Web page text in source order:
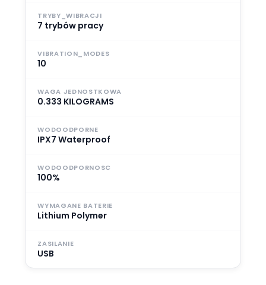
TRYBY_WIBRACJI
7 trybów pracy
VIBRATION_MODES
10
WAGA JEDNOSTKOWA
0.333 KILOGRAMS
WODOODPORNE
IPX7 Waterproof
WODOODPORNOSC
100%
WYMAGANE BATERIE
Lithium Polymer
ZASILANIE
USB